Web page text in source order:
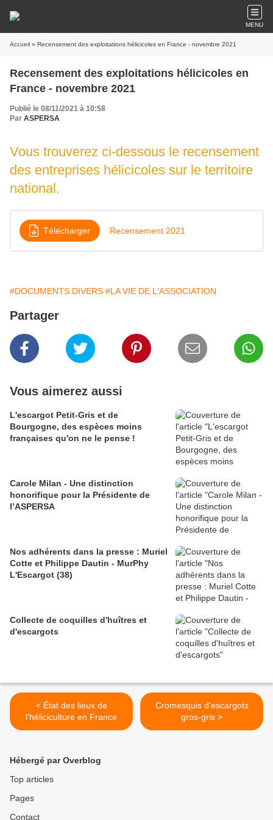
MENU
Accueil » Recensement des exploitations hélicicoles en France - novembre 2021
Recensement des exploitations hélicicoles en
France - novembre 2021
Publié le 08/11/2021 à 10:58
Par ASPERSA
Vous trouverez ci-dessous le recensement
des entreprises hélicicoles sur le territoire
national.
Télécharger Recensement 2021
#DOCUMENTS DIVERS #LA VIE DE L'ASSOCIATION
Partager
Vous aimerez aussi
L'escargot Petit-Gris et de
Bourgogne, des espèces moins
françaises qu'on ne le pense !
Carole Milan - Une distinction
honorifique pour la Présidente de
l’ASPERSA
Nos adhérents dans la presse : Muriel
Cotte et Philippe Dautin - MurPhy
L'Escargot (38)
Collecte de coquilles d'huîtres et
d'escargots
< État des lieux de
l'héliciculture en France
Cromesquis d'escargots
gros-gris >
Hébergé par Overblog
Top articles
Pages
Contact